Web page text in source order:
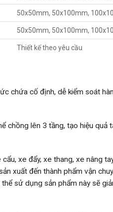
50x50mm, 50x100mm,
50x50mm, 50x100mm,
Thiết kế theo yêu cầu
chứa cố định, dễ kiểm soát
chồng lên 3 tầng, tạo hiệu quả
xe đẩy, xe thang, xe nâng
xuất đến thành phẩm vận
sử dụng sản phẩm này sẽ